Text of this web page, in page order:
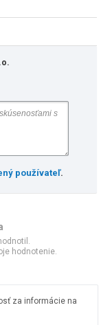
používateľ.
hodnotenie.
za informácie na